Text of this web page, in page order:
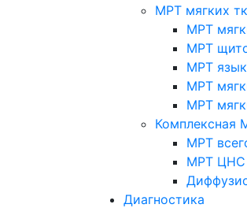
МРТ мягких
МРТ
МРТ
МРТ
МРТ
МРТ
Комплексная
МРТ
МРТ ЦНС
Диагностика